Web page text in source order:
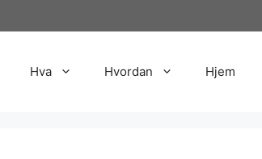
Hva Hvordan Hjem